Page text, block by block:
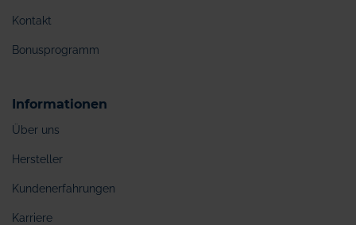
Kontakt
Bonusprogramm
Informationen
Über uns
Hersteller
Kundenerfahrungen
Karriere